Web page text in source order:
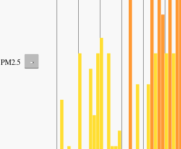
PM2.5 -